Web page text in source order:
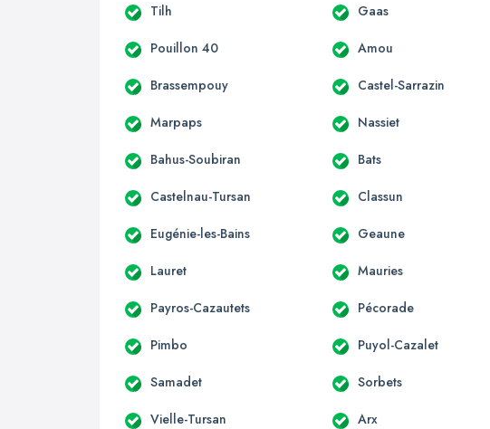
Tilh Gaas
Pouillon 40 Amou
Brassempouy Castel-Sarrazin
Marpaps Nassiet
Bahus-Soubiran Bats
Castelnau-Tursan Classun
Eugénie-les-Bains Geaune
Lauret Mauries
Payros-Cazautets Pécorade
Pimbo Puyol-Cazalet
Samadet Sorbets
Vielle-Tursan Arx